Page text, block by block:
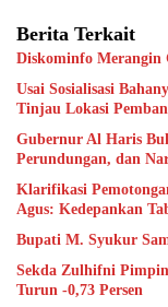
Berita Terkait
Diskominfo Merangin
Usai Sosialisasi
Tinjau Lokasi
Gubernur Al Haris
Perundungan, dan
Klarifikasi
Agus: Kedepankan
Bupati M. Syukur
Sekda Zulhifni
Turun -0,73 Persen